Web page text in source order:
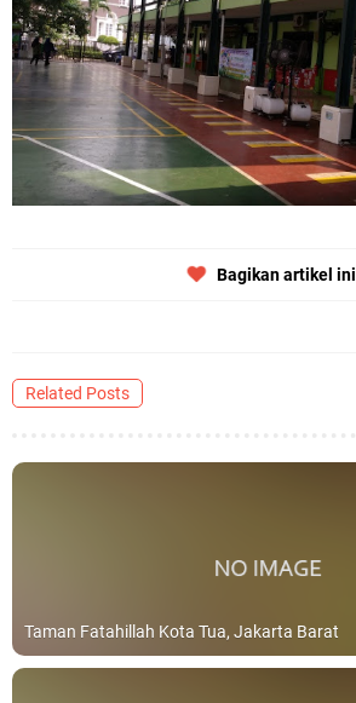
Bagikan artikel ini
Related Posts
Taman Fatahillah Kota Tua, Jakarta Barat